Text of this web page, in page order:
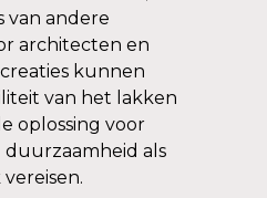
van andere
architecten en
kunnen
van het lakken
oplossing voor
als